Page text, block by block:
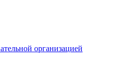
организацией